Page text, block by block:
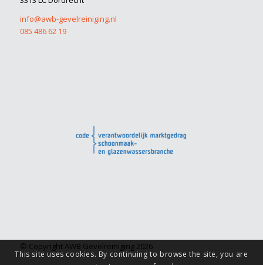
info@awb-gevelreiniging.nl
085 486 62 19
© Copyright AWB Gevelreiniging 2026
This site uses cookies. By continuing to browse the site, you are